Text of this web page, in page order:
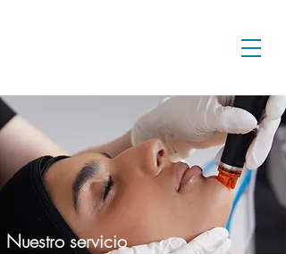
Nuestro servicio